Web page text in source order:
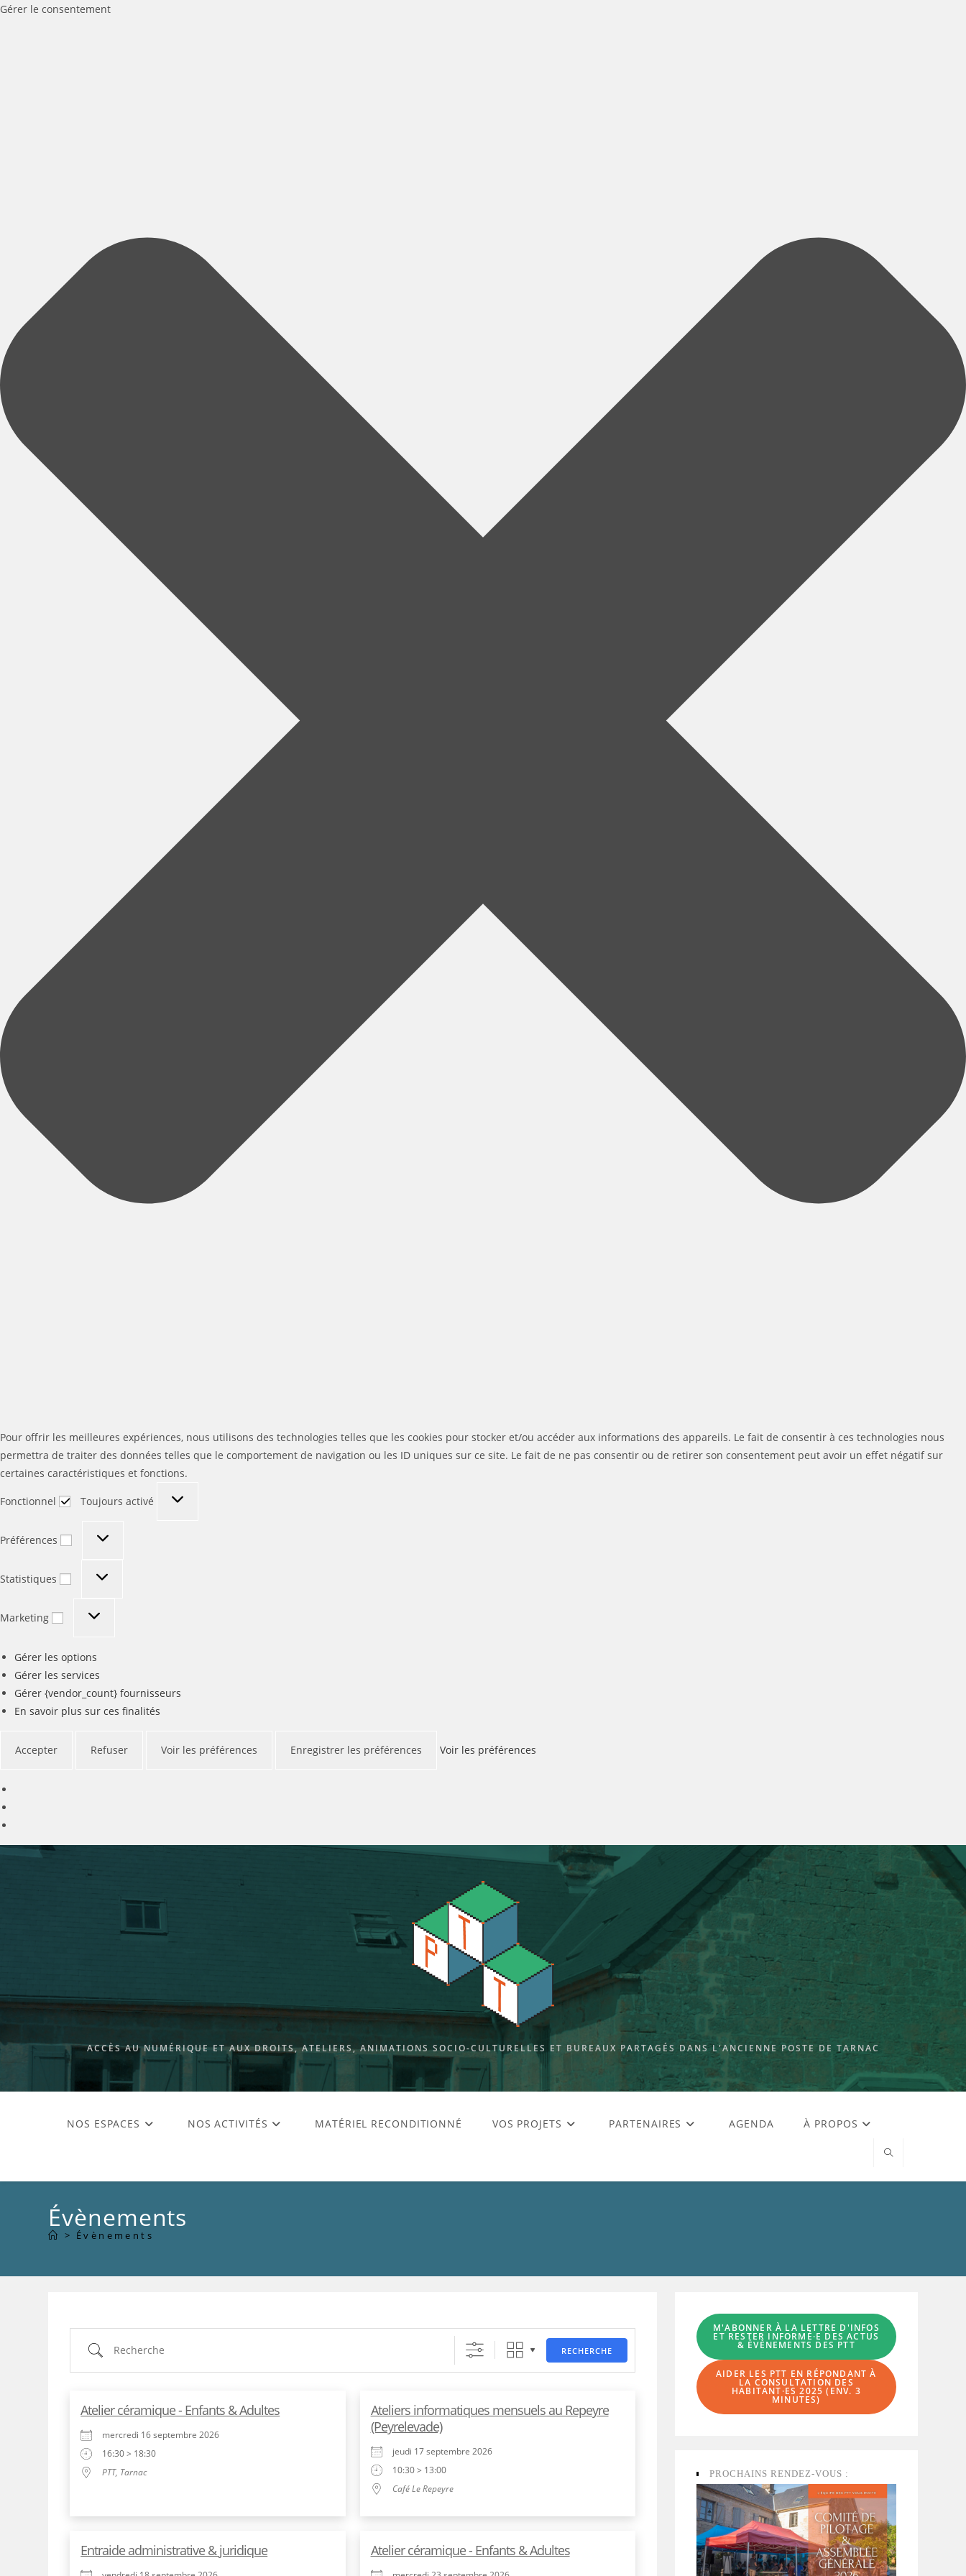
Gérer le consentement
Pour offrir les meilleures expériences, nous utilisons des technologies telles que les cookies pour stocker et/ou accéder aux informations des appareils. Le fait de consentir à ces technologies nous
permettra de traiter des données telles que le comportement de navigation ou les ID uniques sur ce site. Le fait de ne pas consentir ou de retirer son consentement peut avoir un effet négatif sur
certaines caractéristiques et fonctions.
Fonctionnel Toujours activé
Préférences
Statistiques
Marketing
Gérer les options
Gérer les services
Gérer {vendor_count} fournisseurs
En savoir plus sur ces finalités
Accepter Refuser Voir les préférences Enregistrer les préférences Voir les préférences
ACCÈS AU NUMÉRIQUE ET AUX DROITS, ATELIERS, ANIMATIONS SOCIO-CULTURELLES ET BUREAUX PARTAGÉS DANS L'ANCIENNE POSTE DE TARNAC
NOS ESPACES NOS ACTIVITÉS MATÉRIEL RECONDITIONNÉ VOS PROJETS PARTENAIRES AGENDA À PROPOS
Évènements
> Évènements
Recherche RECHERCHE
Atelier céramique - Enfants & Adultes
mercredi 16 septembre 2026
16:30 > 18:30
PTT, Tarnac
Ateliers informatiques mensuels au Repeyre
(Peyrelevade)
jeudi 17 septembre 2026
10:30 > 13:00
Café Le Repeyre
Entraide administrative & juridique Atelier céramique - Enfants & Adultes
M'ABONNER À LA LETTRE D'INFOS
ET RESTER INFORMÉ·E DES ACTUS
& ÉVÈNEMENTS DES PTT
AIDER LES PTT EN RÉPONDANT À
LA CONSULTATION DES
HABITANT·ES2025 (ENV. 3
MINUTES)
PROCHAINS RENDEZ-VOUS :